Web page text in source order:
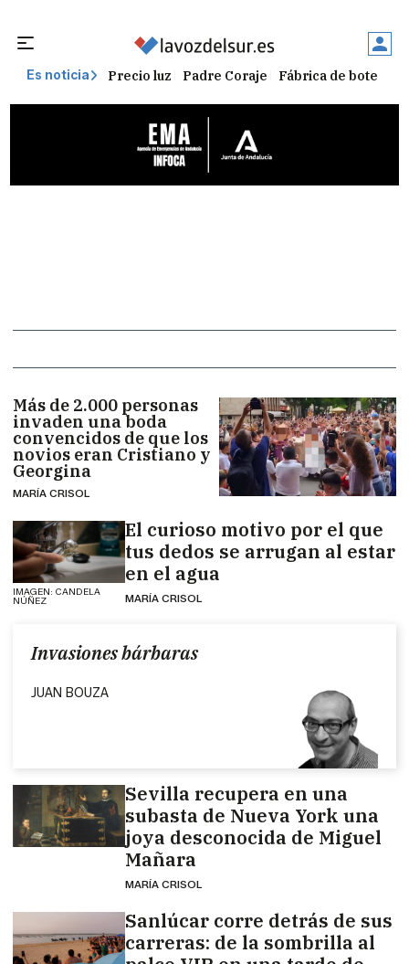
Es noticia Precio luz Padre Coraje Fábrica de botellas
Más de 2.000 personas
invaden una boda
convencidos de que los
novios eran Cristiano y
Georgina
MARÍA CRISOL
IMAGEN: CANDELA
NÚÑEZ
El curioso motivo por el que
tus dedos se arrugan al estar
en el agua
MARÍA CRISOL
Invasiones bárbaras
JUAN BOUZA
Sevilla recupera en una
subasta de Nueva York una
joya desconocida de Miguel
Mañara
MARÍA CRISOL
Sanlúcar corre detrás de sus
carreras: de la sombrilla al